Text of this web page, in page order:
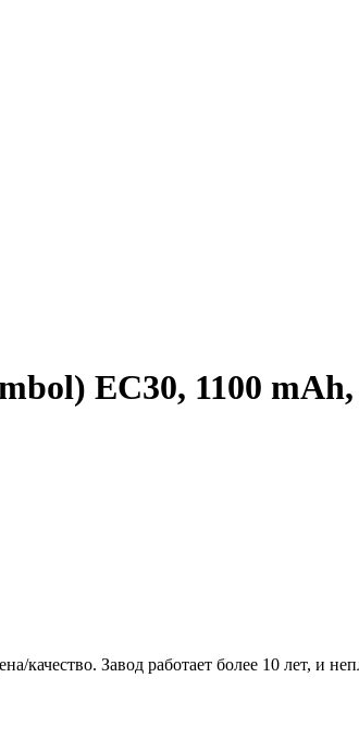
EC30, 1100 mAh,
Завод работает более 10 лет, и